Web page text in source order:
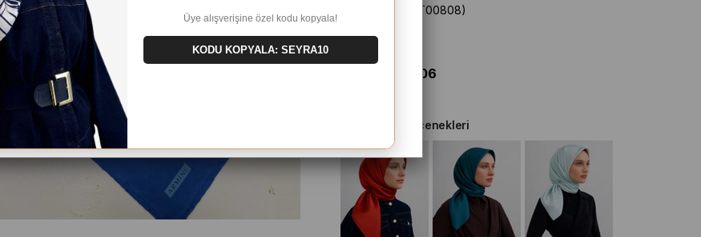
(IST00808)
$ 68.06
Diğer Renk Seçenekleri
Üye alışverişine özel kodu kopyala!
KODU KOPYALA: SEYRA10